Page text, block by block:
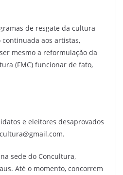
de resgate da cultura
continuada aos artistas,
mesmo a reformulação da
(FMC) funcionar de fato,
e eleitores desaprovados
sede do Concultura,
Até o momento, concorrem